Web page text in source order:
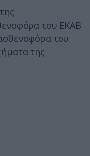
του ΕΚΑΒ
του
της